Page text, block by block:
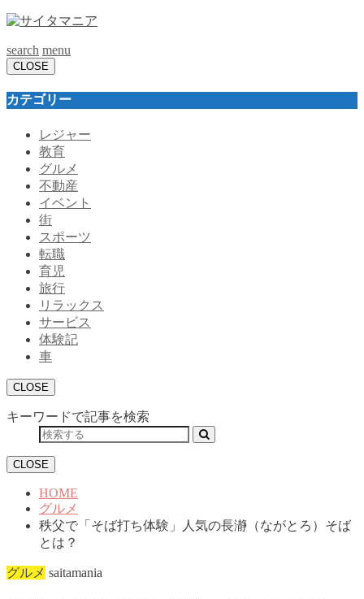
search menu
CLOSE
カテゴリー
レジャー
教育
グルメ
不動産
イベント
街
スポーツ
転職
育児
旅行
リラックス
サービス
体験記
車
CLOSE
キーワードで記事を検索
CLOSE
HOME
グルメ
秩父で「そば打ち体験」人気の長瀞（ながとろ）そば
とは？
グルメ saitamania